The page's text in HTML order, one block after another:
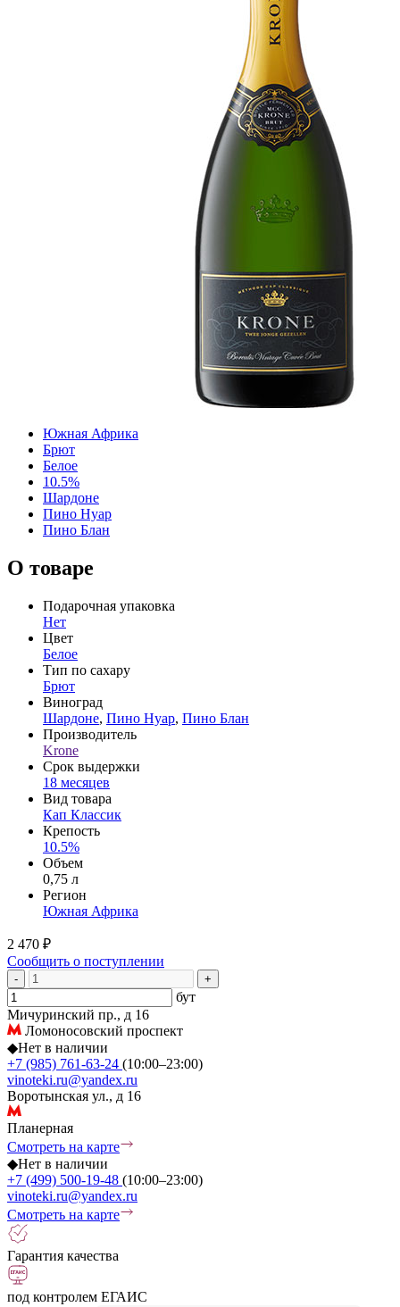
Южная Африка
Брют
Белое
10.5%
Шардоне
Пино Нуар
Пино Блан
О товаре
Подарочная упаковка
Нет
Цвет
Белое
Тип по сахару
Брют
Виноград
Шардоне, Пино Нуар, Пино Блан
Производитель
Krone
Срок выдержки
18 месяцев
Вид товара
Кап Классик
Крепость
10.5%
Объем
0,75 л
Регион
Южная Африка
2 470 ₽
Сообщить о поступлении
- +
бут
Мичуринский пр., д 16
Ломоносовский проспект
◆Нет в наличии
+7 (985) 761-63-24 (10:00–23:00)
vinoteki.ru@yandex.ru
Воротынская ул., д 16
Планерная
Смотреть на карте
◆Нет в наличии
+7 (499) 500-19-48 (10:00–23:00)
vinoteki.ru@yandex.ru
Смотреть на карте
Гарантия качества
под контролем ЕГАИС